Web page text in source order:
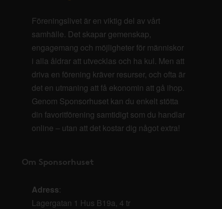
Föreningslivet är en viktig del av vårt
samhälle. Det skapar gemenskap,
engagemang och möjligheter för människor
i alla åldrar att utvecklas och ha kul. Men att
driva en förening kräver resurser, och ofta är
det en utmaning att få ekonomin att gå ihop.
Genom Sponsorhuset kan du enkelt stötta
din favoritförening samtidigt som du handlar
online – utan att det kostar dig något extra!
Om Sponsorhuset
Adress:
Lagergatan 1 Hus B19a, 4 tr